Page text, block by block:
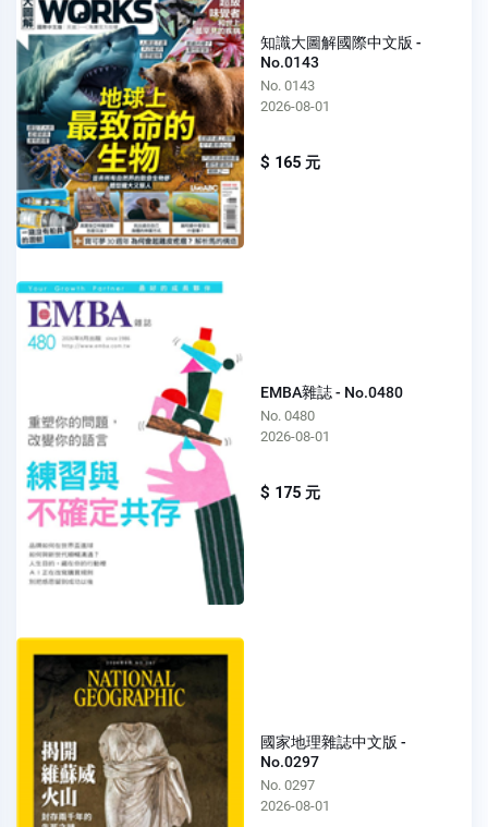
知識大圖解國際中文版 -
No.0143
No. 0143
2026-08-01
$ 165 元
EMBA雜誌 - No.0480
No. 0480
2026-08-01
$ 175 元
國家地理雜誌中文版 -
No.0297
No. 0297
2026-08-01